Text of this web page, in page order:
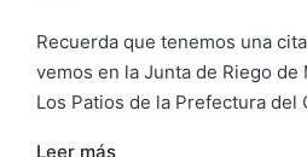
Recuerda que tenemos una
vemos en la Junta de Riego de
Los Patios de la Prefectura del
Leer más